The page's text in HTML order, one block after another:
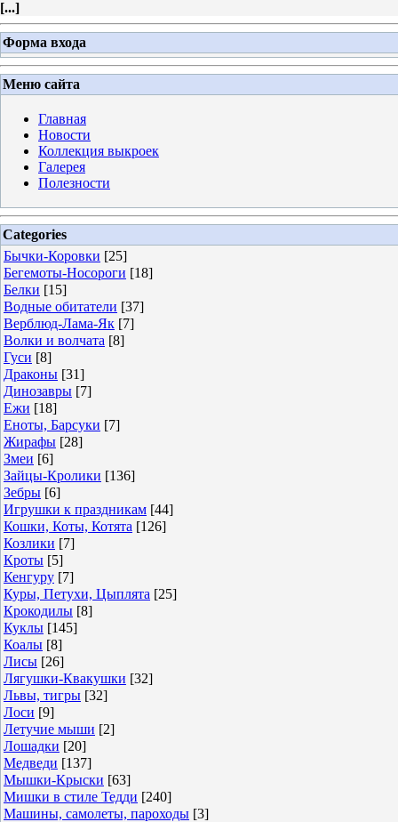
[...]
Форма входа
Меню сайта
Главная
Новости
Коллекция выкроек
Галерея
Полезности
Categories
Бычки-Коровки [25]
Бегемоты-Носороги [18]
Белки [15]
Водные обитатели [37]
Верблюд-Лама-Як [7]
Волки и волчата [8]
Гуси [8]
Драконы [31]
Динозавры [7]
Ежи [18]
Еноты, Барсуки [7]
Жирафы [28]
Змеи [6]
Зайцы-Кролики [136]
Зебры [6]
Игрушки к праздникам [44]
Кошки, Коты, Котята [126]
Козлики [7]
Кроты [5]
Кенгуру [7]
Куры, Петухи, Цыплята [25]
Крокодилы [8]
Куклы [145]
Коалы [8]
Лисы [26]
Лягушки-Квакушки [32]
Львы, тигры [32]
Лоси [9]
Летучие мыши [2]
Лошадки [20]
Медведи [137]
Мышки-Крыски [63]
Мишки в стиле Тедди [240]
Машины, самолеты, пароходы [3]